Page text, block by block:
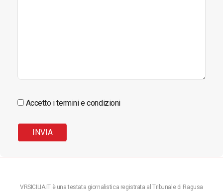
Accetto i termini e condizioni
VRSICILIA.IT è una testata giornalistica registrata al Tribunale di Ragusa